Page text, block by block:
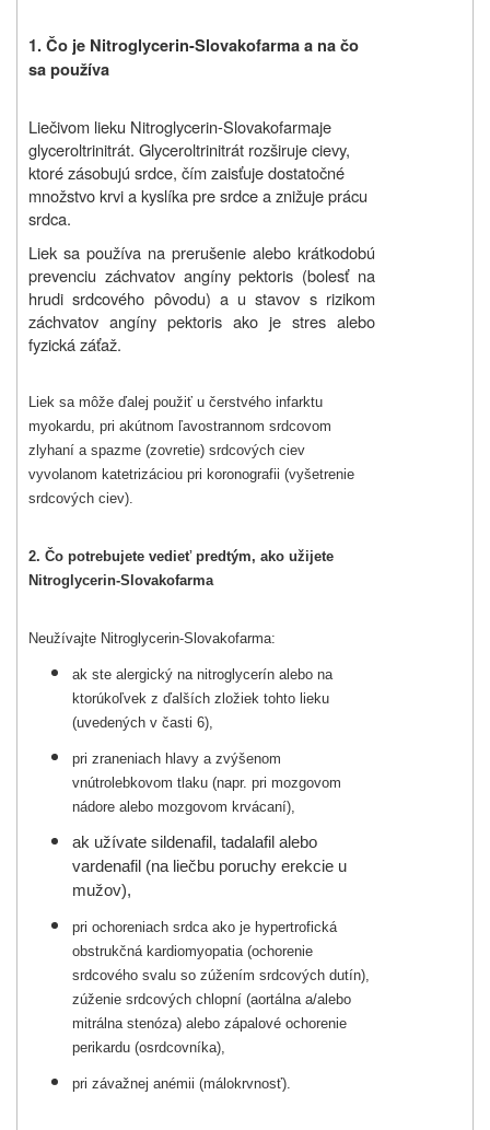
1. Čo je Nitroglycerin-Slovakofarma a na čo
sa používa
Liečivom lieku Nitroglycerin-Slovakofarmaje
glyceroltrinitrát. Glyceroltrinitrát rozširuje cievy,
ktoré zásobujú srdce, čím zaisťuje dostatočné
množstvo krvi a kyslíka pre srdce a znižuje prácu
srdca.
Liek sa používa na prerušenie alebo krátkodobú
prevenciu záchvatov angíny pektoris (bolesť na
hrudi srdcového pôvodu) a u stavov s rizikom
záchvatov angíny pektoris ako je stres alebo
fyzická záťaž.
Liek sa môže ďalej použiť u čerstvého infarktu
myokardu, pri akútnom ľavostrannom srdcovom
zlyhaní a spazme (zovretie) srdcových ciev
vyvolanom katetrizáciou pri koronografii (vyšetrenie
srdcových ciev).
2. Čo potrebujete vedieť predtým, ako užijete
Nitroglycerin-Slovakofarma
Neužívajte Nitroglycerin-Slovakofarma:
ak ste alergický na nitroglycerín alebo na
ktorúkoľvek z ďalších zložiek tohto lieku
(uvedených v časti 6),
pri zraneniach hlavy a zvýšenom
vnútrolebkovom tlaku (napr. pri mozgovom
nádore alebo mozgovom krvácaní),
ak užívate sildenafil, tadalafil alebo
vardenafil (na liečbu poruchy erekcie u
mužov),
pri ochoreniach srdca ako je hypertrofická
obstrukčná kardiomyopatia (ochorenie
srdcového svalu so zúžením srdcových dutín),
zúženie srdcových chlopní (aortálna a/alebo
mitrálna stenóza) alebo zápalové ochorenie
perikardu (osrdcovníka),
pri závažnej anémii (málokrvnosť).